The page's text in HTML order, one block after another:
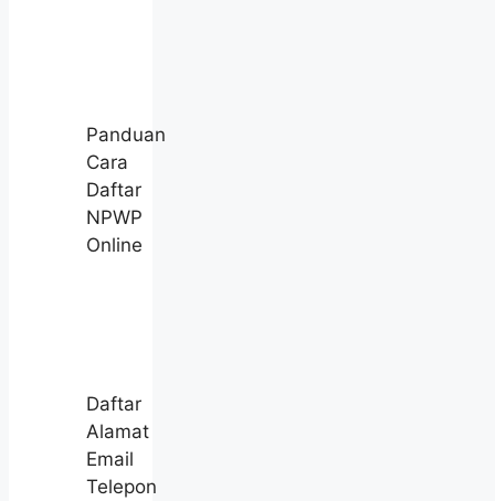
Panduan
Cara
Daftar
NPWP
Online
Daftar
Alamat
Email
Telepon